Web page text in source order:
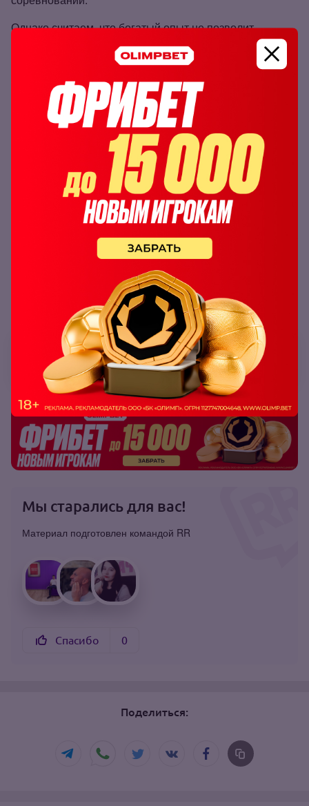
Однако считаем, что богатый опыт не позволит
экс‑первой ракетке мира проиграть «в одну калитку».
Ставим на победу чешки с форой (+5,5) и
коэффициентом 1.90 по линии БК
Победа Плишковой с форой (+5,5)
коэффициент: 1.90
Читайте также:
Australian Open 2024: анонс, прогноз,
ставки, коэффициенты
Мы старались для вас!
Материал подготовлен командой RR
Спасибо 0
Поделиться: